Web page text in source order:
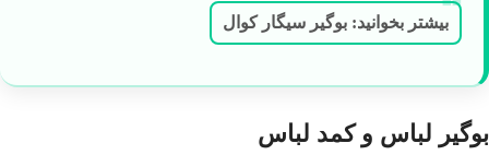
بیشتر بخوانید: بوگیر سیگار کوال
بوگیر لباس و کمد لباس